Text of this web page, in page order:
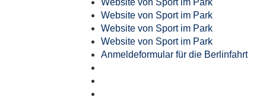
Website von Sport im Park
Website von Sport im Park
Website von Sport im Park
Website von Sport im Park
Anmeldeformular für die Berlinfahrt